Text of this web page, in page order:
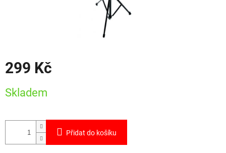
299 Kč
cena:
Skladem
Přidat do košíku